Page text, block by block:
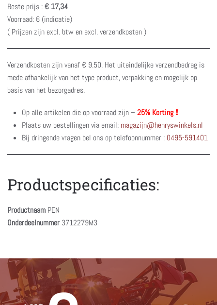
Beste prijs :€ 17,34
Voorraad: 6 (indicatie)
( Prijzen zijn excl. btw en excl. verzendkosten )
Verzendkosten zijn vanaf € 9.50. Het uiteindelijke verzendbedrag is
mede afhankelijk van het type product, verpakking en mogelijk op
basis van het bezorgadres.
Op alle artikelen die op voorraad zijn – 25% Korting !!
Plaats uw bestellingen via email: magazijn@henryswinkels.nl
Bij dringende vragen bel ons op telefoonnummer : 0495-591401
Productspecificaties:
Productnaam PEN
Onderdeelnummer 3712279M3